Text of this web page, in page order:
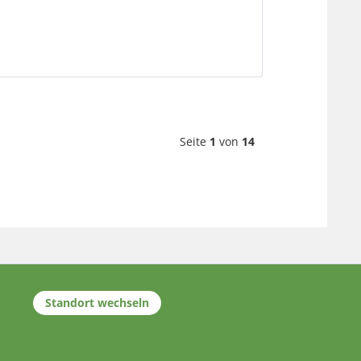
Seite 1 von 14
Standort wechseln